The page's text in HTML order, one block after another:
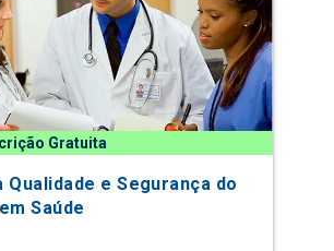
Gratuita
Qualidade e Segurança do
Saúde